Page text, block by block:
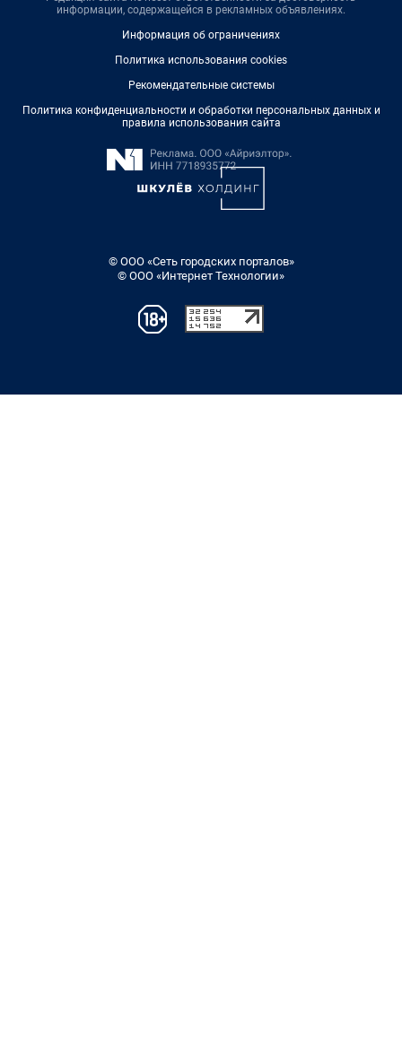
информации, содержащейся в рекламных объявлениях.
Информация об ограничениях
Политика использования cookies
Рекомендательные системы
Политика конфиденциальности и обработки персональных данных и
правила использования сайта
© ООО «Сеть городских порталов»
© ООО «Интернет Технологии»